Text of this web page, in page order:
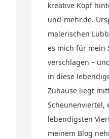
kreative Kopf
und-mehr.de.
malerischen
es mich für mein
verschlagen –
in diese
Zuhause liegt
Scheunenviertel,
lebendigsten
meinem Blog